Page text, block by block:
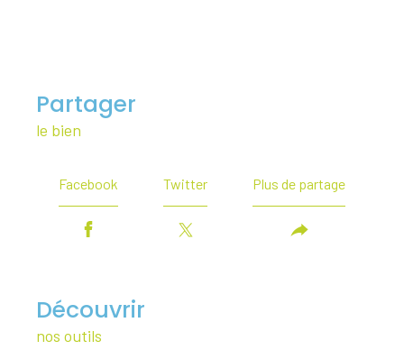
partager
le bien
Facebook Twitter Plus de partage
découvrir
nos outils